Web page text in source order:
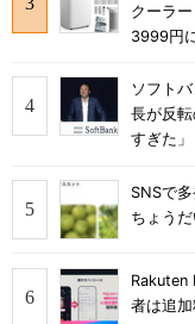
クーラ
3999円
ソフト
長が反
すぎた」
SNSで
ちょう
Rakuten
者は追